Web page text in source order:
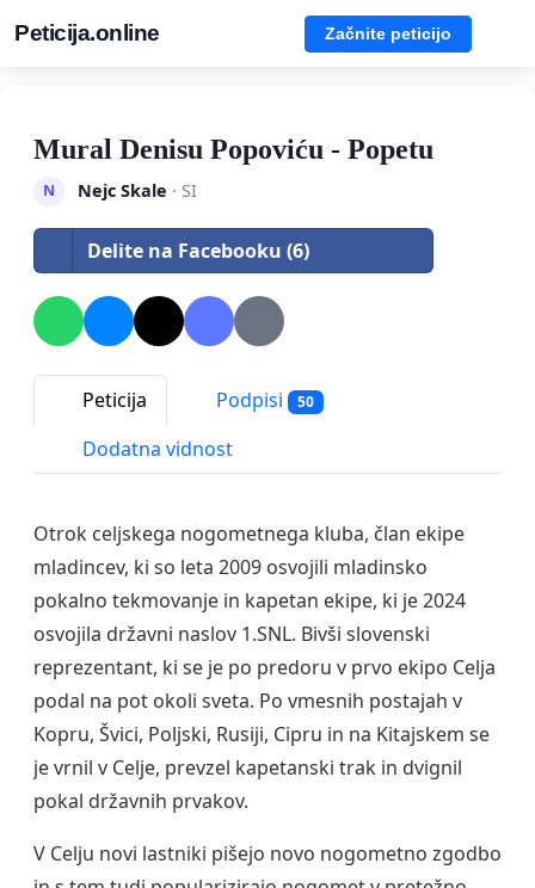
Peticija.online Začnite peticijo
Mural Denisu Popoviću - Popetu
N Nejc Skale · SI
Delite na Facebooku (6)
Peticija Podpisi 50
Dodatna vidnost
Otrok celjskega nogometnega kluba, član ekipe
mladincev, ki so leta 2009 osvojili mladinsko
pokalno tekmovanje in kapetan ekipe, ki je 2024
osvojila državni naslov 1.SNL. Bivši slovenski
reprezentant, ki se je po predoru v prvo ekipo Celja
podal na pot okoli sveta. Po vmesnih postajah v
Kopru, Švici, Poljski, Rusiji, Cipru in na Kitajskem se
je vrnil v Celje, prevzel kapetanski trak in dvignil
pokal državnih prvakov.
V Celju novi lastniki pišejo novo nogometno zgodbo